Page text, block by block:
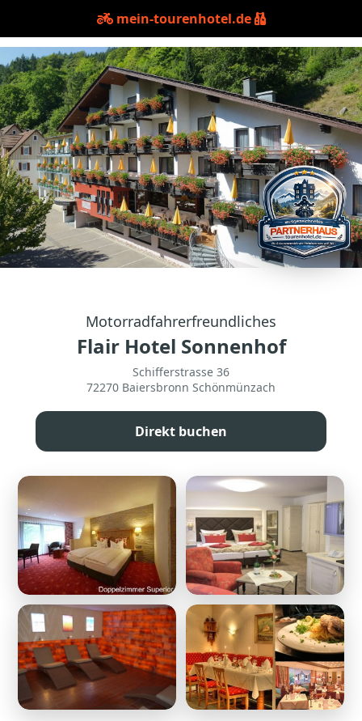
mein-tourenhotel.de
Motorradfahrerfreundliches
Flair Hotel Sonnenhof
Schifferstrasse 36
72270 Baiersbronn Schönmünzach
Direkt buchen